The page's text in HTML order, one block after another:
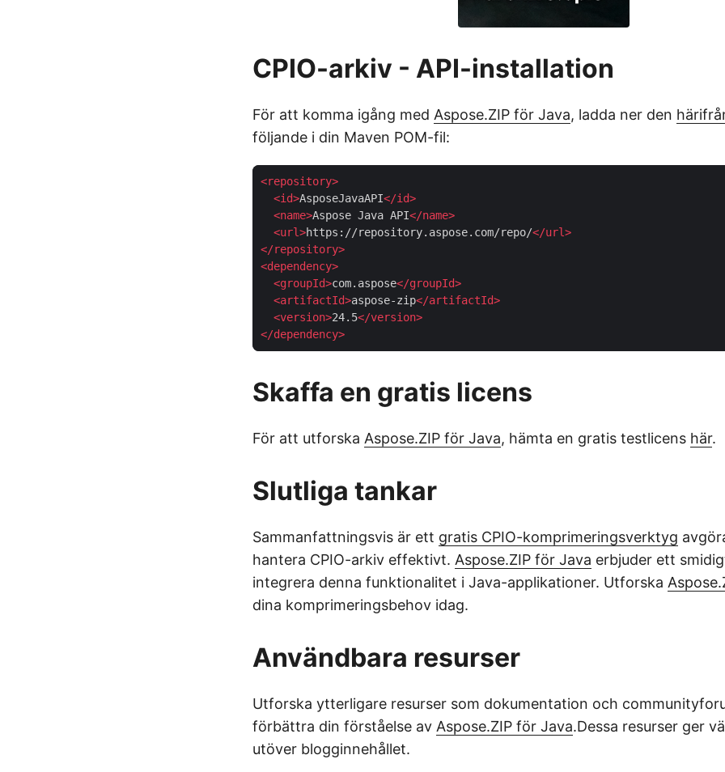
CPIO-arkiv - API-installation
För att komma igång med Aspose.ZIP för Java, ladda ner den
följande i din Maven POM-fil:
<repository>
<id>AsposeJavaAPI</id>
<name>Aspose Java API</name>
<url>https://repository.aspose.com/repo/</url>
</repository>
<dependency>
<groupId>com.aspose</groupId>
<artifactId>aspose-zip</artifactId>
<version>24.5</version>
</dependency>
Skaffa en gratis licens
För att utforska Aspose.ZIP för Java, hämta en gratis testlicens här.
Slutliga tankar
Sammanfattningsvis är ett gratis CPIO-komprimeringsverktyg
hantera CPIO-arkiv effektivt. Aspose.ZIP för Java erbjuder ett
integrera denna funktionalitet i Java-applikationer. Utforska
dina komprimeringsbehov idag.
Användbara resurser
Utforska ytterligare resurser som dokumentation och
förbättra din förståelse av Aspose.ZIP för Java.Dessa resurser ger
utöver blogginnehållet.